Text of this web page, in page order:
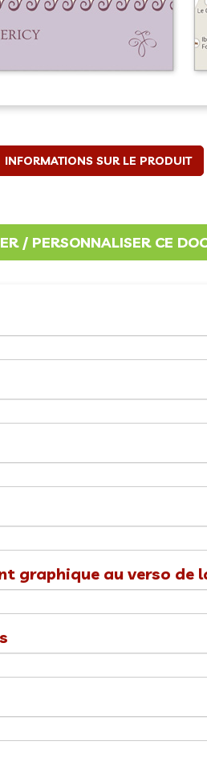
INFORMATIONS SUR LE PRODUIT
graphique au verso de